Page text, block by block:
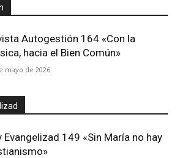
Autogestión 164 «Con la
hacia el Bien Común»
mayo de 2026
Evangelizad 149 «Sin María no hay